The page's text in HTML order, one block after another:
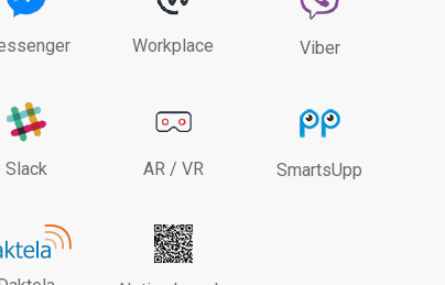
Workplace Viber
Slack AR / VR SmartsUpp